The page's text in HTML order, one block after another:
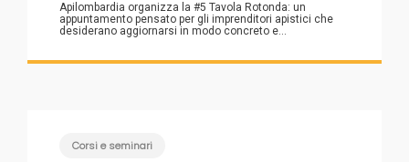
Apilombardia organizza la #5 Tavola Rotonda: un
appuntamento pensato per gli imprenditori apistici che
desiderano aggiornarsi in modo concreto e...
Corsi e seminari